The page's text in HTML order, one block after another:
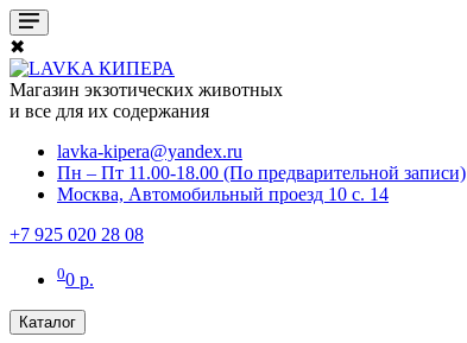
✖
Магазин экзотических животных
и все для их содержания
lavka-kipera@yandex.ru
Пн – Пт 11.00-18.00 (По предварительной записи)
Москва, Автомобильный проезд 10 с. 14
+7 925 020 28 08
00 р.
Каталог